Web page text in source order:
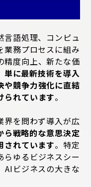
語処理、コンピュ
業務プロセスに組み
精度向上、新たな価
単に最新技術を導入
や競争力強化に直結
られています。
界を問わず導入が広
ら戦略的な意思決定
されています。特定
らゆるビジネスシー
AIビジネスの大きな